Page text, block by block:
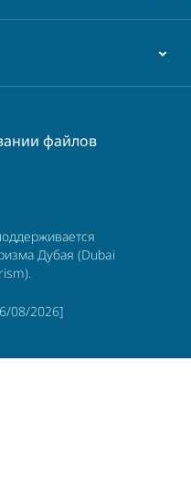
файлов
Дубая (Dubai
08/2026]